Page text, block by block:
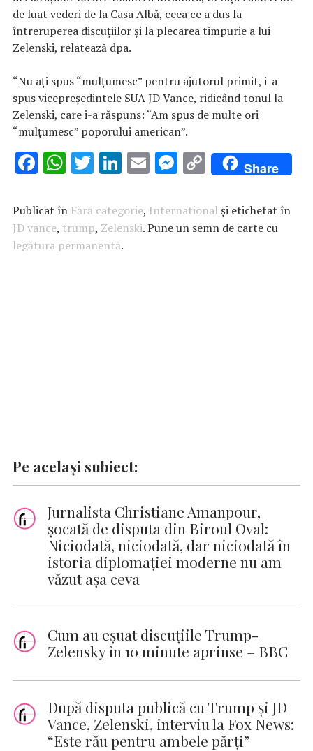
de luat vederi de la Casa Albă, ceea ce a dus la
întreruperea discuţiilor şi la plecarea timpurie a lui
Zelenski, relatează dpa.
“Nu aţi spus “mulţumesc” pentru ajutorul primit, i-a
spus vicepreşedintele SUA JD Vance, ridicând tonul la
Zelenski, care i-a răspuns: “Am spus de multe ori
“mulţumesc” poporului american”.
F
e
b
o
W
at
s
A
T
it
te
r
Li
k
e
dI
E
ai
l
M
se
n
C
o
p
y
Share
Publicat în Fără categorie, International și etichetat în
JD vance, trump, Zelenski. Pune un semn de carte cu
legătura permanentă.
Pe același subiect:
Jurnalista Christiane Amanpour,
şocată de disputa din Biroul Oval:
Niciodată, niciodată, dar niciodată în
istoria diplomaţiei moderne nu am
văzut aşa ceva
Cum au eșuat discuțiile Trump-
Zelensky în 10 minute aprinse – BBC
După disputa publică cu Trump şi JD
Vance, Zelenski, interviu la Fox News:
“Este rău pentru ambele părţi”